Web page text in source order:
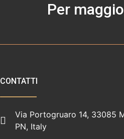
Per
CONTATTI
Via Portogruaro 14, 33085
PN, Italy